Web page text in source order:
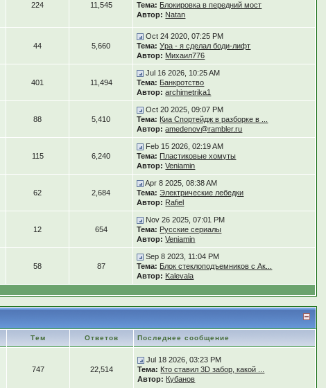
224 11,545
Тема: Блокировка в передний мост
Автор: Natan
44 5,660
Oct 24 2020, 07:25 PM
Тема: Ура - я сделал боди-лифт
Автор: Михаил776
401 11,494
Jul 16 2026, 10:25 AM
Тема: Банкротство
Автор: archimetrika1
88 5,410
Oct 20 2025, 09:07 PM
Тема: Киа Спортейдж в разборке в ...
Автор: amedenov@rambler.ru
115 6,240
Feb 15 2026, 02:19 AM
Тема: Пластиковые хомуты
Автор: Veniamin
62 2,684
Apr 8 2025, 08:38 AM
Тема: Электрические лебедки
Автор: Rafiel
12 654
Nov 26 2025, 07:01 PM
Тема: Русские сериалы
Автор: Veniamin
58 87
Sep 8 2023, 11:04 PM
Тема: Блок стеклоподъемников с Ак...
Автор: Kalevala
Тем Ответов Последнее сообщение
747 22,514
Jul 18 2026, 03:23 PM
Тема: Кто ставил 3D забор, какой ...
Автор: Кубанов